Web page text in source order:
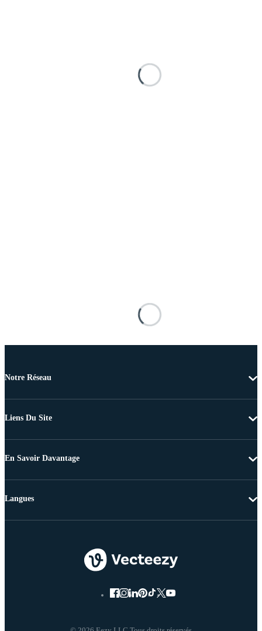
Notre Réseau
Liens Du Site
En Savoir Davantage
Langues